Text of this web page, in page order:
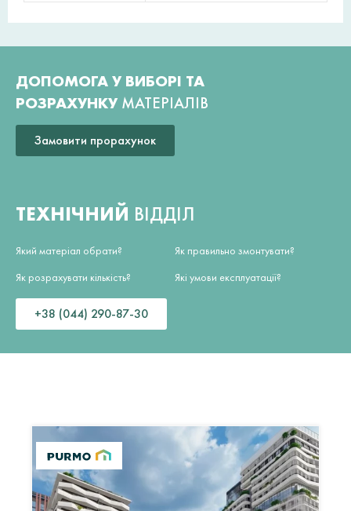
ДОПОМОГА У ВИБОРІ ТА
РОЗРАХУНКУ МАТЕРІАЛІВ
Замовити прорахунок
ТЕХНІЧНИЙ ВІДДІЛ
Який матеріал обрати?
Як розрахувати кількість?
Як правильно змонтувати?
Які умови експлуатації?
+38 (044) 290-87-30